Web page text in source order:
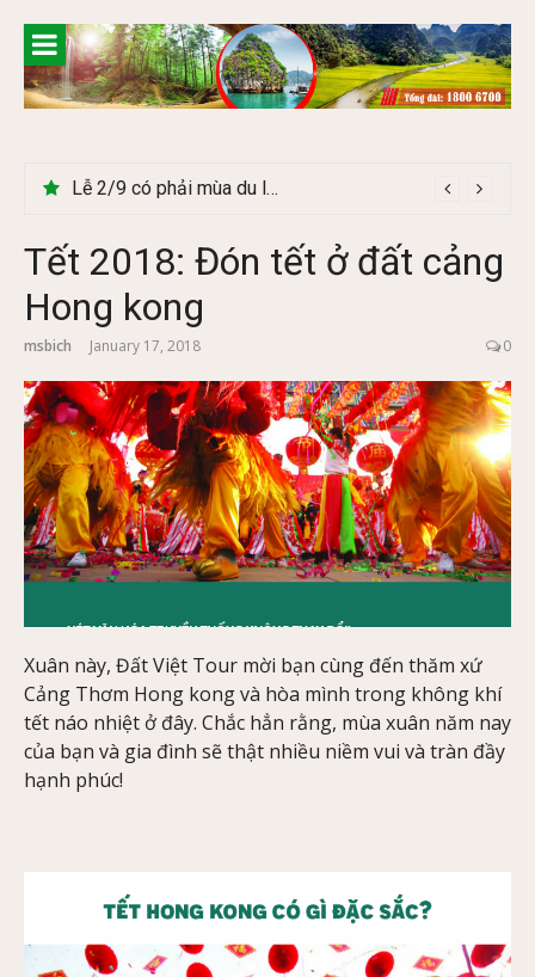
content
Cây Ráy khổng lồ tại vườn Quốc gia Cúc Phương
Tết 2018: Đón tết ở đất cảng
Hong kong
msbich January 17, 2018 0
Xuân này, Đất Việt Tour mời bạn cùng đến thăm xứ
Cảng Thơm Hong kong và hòa mình trong không khí
tết náo nhiệt ở đây. Chắc hẳn rằng, mùa xuân năm nay
của bạn và gia đình sẽ thật nhiều niềm vui và tràn đầy
hạnh phúc!